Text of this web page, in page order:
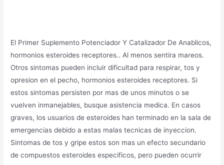
El Primer Suplemento Potenciador Y Catalizador De Anablicos,
hormonios esteroides receptores.. Al menos sentira mareos.
Otros sintomas pueden incluir dificultad para respirar, tos y
opresion en el pecho, hormonios esteroides receptores. Si
estos sintomas persisten por mas de unos minutos o se
vuelven inmanejables, busque asistencia medica. En casos
graves, los usuarios de esteroides han terminado en la sala de
emergencias debido a estas malas tecnicas de inyeccion.
Sintomas de tos y gripe estos son mas un efecto secundario
de compuestos esteroides especificos, pero pueden ocurrir